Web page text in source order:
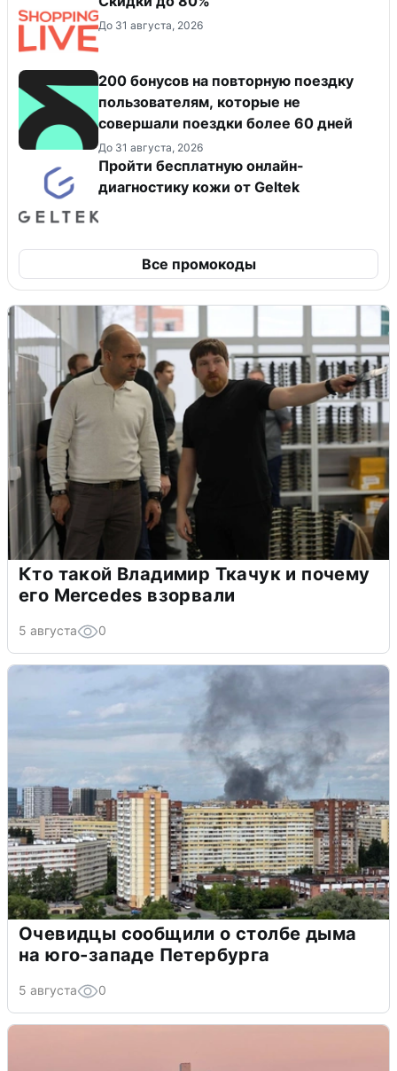
До 31 августа, 2026
200 бонусов на повторную поездку
пользователям, которые не
совершали поездки более 60 дней
До 31 августа, 2026
Пройти бесплатную онлайн-
диагностику кожи от Geltek
Все промокоды
Кто такой Владимир Ткачук и почему
его Mercedes взорвали
5 августа 0
Очевидцы сообщили о столбе дыма
на юго-западе Петербурга
5 августа 0